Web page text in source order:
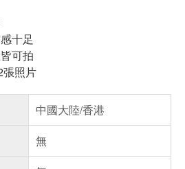
十足
可拍
張照片
中國大陸/香港
無